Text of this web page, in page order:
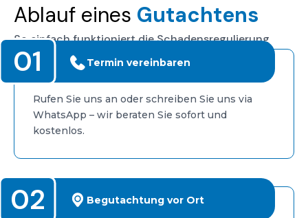
Ablauf eines Gutachtens
So einfach funktioniert die Schadensregulierung
Termin vereinbaren
01
Rufen Sie uns an oder schreiben Sie uns via
WhatsApp – wir beraten Sie sofort und
kostenlos.
Begutachtung vor Ort
02